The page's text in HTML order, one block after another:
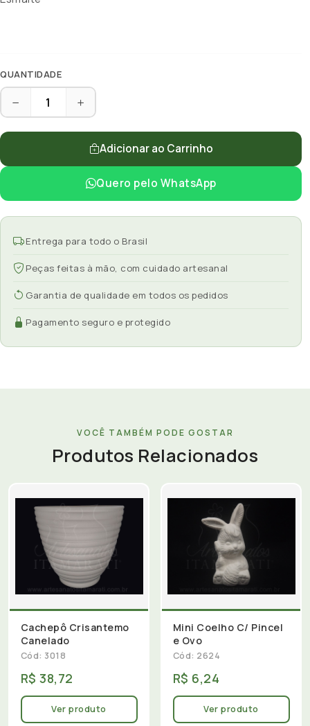
QUANTIDADE
Adicionar ao Carrinho
Quero pelo WhatsApp
Entrega para todo o Brasil
Peças feitas à mão, com cuidado artesanal
Garantia de qualidade em todos os pedidos
Pagamento seguro e protegido
VOCÊ TAMBÉM PODE GOSTAR
Produtos Relacionados
Cachepô Crisantemo
Canelado
Cód: 3018
R$ 38,72
Ver produto
Mini Coelho C/ Pincel
e Ovo
Cód: 2624
R$ 6,24
Ver produto